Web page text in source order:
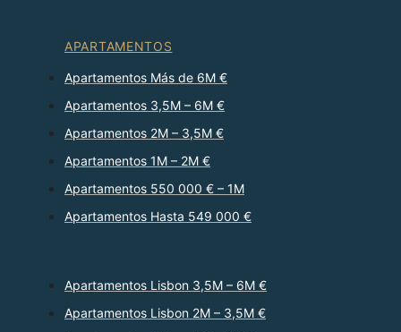
APARTAMENTOS
Apartamentos Más de 6M €
Apartamentos 3,5M – 6M €
Apartamentos 2M – 3,5M €
Apartamentos 1M – 2M €
Apartamentos 550 000 € – 1M
Apartamentos Hasta 549 000 €
Apartamentos Lisbon 3,5M – 6M €
Apartamentos Lisbon 2M – 3,5M €